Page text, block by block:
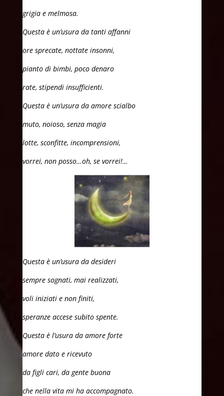
grigia e melmosa.
Questa è un’usura da tanti affanni
ore sprecate, nottate insonni,
pianto di bimbi, poco denaro
rate, stipendi insufficienti.
Questa è un’usura da amore scialbo
muto, noioso, senza magia
lotte, sconfitte, incomprensioni,
vorrei, non posso…oh, se vorrei!…
Questa è un’usura da desideri
sempre sognati, mai realizzati,
voli iniziati e non finiti,
speranze accese subito spente.
Questa è l’usura da amore forte
amore dato e ricevuto
da figli cari, da gente buona
che nella vita mi ha accompagnato.